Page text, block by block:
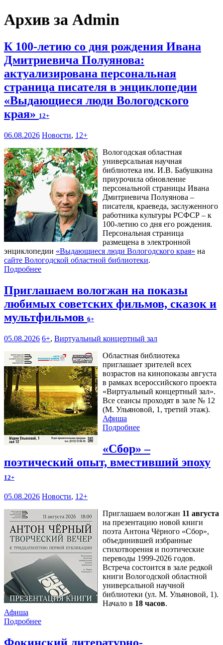
Архив за Admin
К 100-летию со дня рождения Ивана
Дмитриевича Полуянова:
актуализирована персональная
страница писателя в энциклопедии
«Выдающиеся люди Вологодского
края» 12+
06.08.2026 Новости, 12+
Вологодская областная
универсальная научная
библиотека им. И.В. Бабушкина
приурочила обновление
персональной страницы Ивана
Дмитриевича Полуянова –
писателя, краеведа, заслуженного
работника культуры РСФСР – к
100‑летию со дня его рождения.
Персональная страница
размещена в электронной
энциклопедии «Выдающиеся люди Вологодского края» на
сайте Вологодской областной библиотеки.
Подробнее
Приглашаем вологжан на показы
любимых советских фильмов, сказок и
мультфильмов 6+
05.08.2026 6+, Виртуальный концертный зал
Областная библиотека
приглашает зрителей всех
возрастов на кинопоказы августа
в рамках всероссийского проекта
«Виртуальный концертный зал».
Все сеансы проходят в зале № 12
(М. Ульяновой, 1, третий этаж).
Афиша
Подробнее
«Сбор» –
поэтический опыт, вместивший эпоху
12+
05.08.2026 Новости, 12+
Приглашаем вологжан 11 августа
на презентацию новой книги
поэта Антона Чёрного «Сбор»,
объединившей избранные
стихотворения и поэтические
переводы 1999-2026 годов.
Встреча состоится в зале редкой
книги Вологодской областной
универсальной научной
библиотеки (ул. М. Ульяновой, 1).
Начало в 18 часов.
Афиша
Подробнее